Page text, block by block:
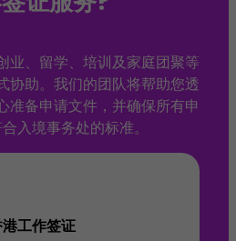
业、留学、培训及家庭团聚等
协助。我们的团队将帮助您透
准备申请文件，并确保所有申
入境事务处的标准。
工作签证